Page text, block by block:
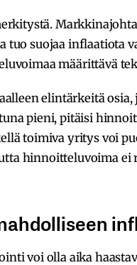
suojaa inflaatiota
määrittävä
elintärkeitä
pieni, pitäisi
toimiva yritys voi
hinnoitteluvoima ei
voi olla aika